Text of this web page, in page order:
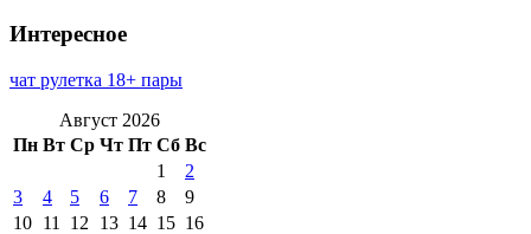
Интересное
чат рулетка 18+ пары
Август 2026
Пн Вт Ср Чт Пт Сб Вс
1
2
3
4 5 6 7 8
9
10 11 12 13 14 15 16